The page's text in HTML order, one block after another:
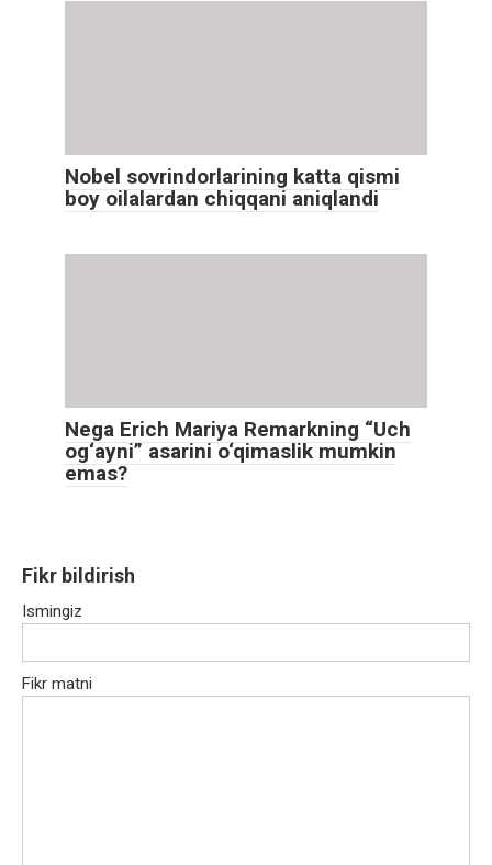
Nobel sovrindorlarining katta qismi
boy oilalardan chiqqani aniqlandi
Nega Erich Mariya Remarkning “Uch
og‘ayni” asarini o‘qimaslik mumkin
emas?
Fikr bildirish
Ismingiz
Fikr matni